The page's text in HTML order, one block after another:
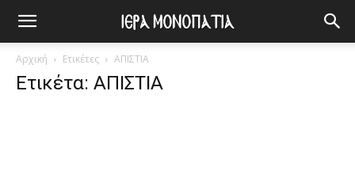
Αρχική Ετικέτες ΑΠΙΣΤΙΑ
Ετικέτα: ΑΠΙΣΤΙΑ